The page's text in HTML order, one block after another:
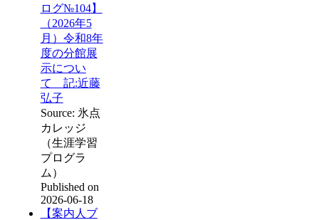
ログ№104】
（2026年5
月）令和8年
度の分館展
示につい
て 記:近藤
弘子
Source: 氷点
カレッジ
（生涯学習
プログラ
ム）
Published on
2026-06-18
【案内人ブ